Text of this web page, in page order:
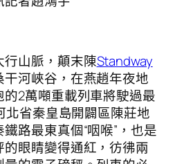
山脈，顛末陳Standway
干河峽谷，在燕趙年夜地
2萬噸重載列車將駛過最
北省秦皇島開闢區陳莊地
路最東真個“咽喉”，也是
眼睛變得通紅，彷彿兩